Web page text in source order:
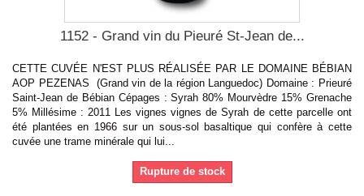
1152 - Grand vin du Pieuré St-Jean de...
CETTE CUVÉE N'EST PLUS RÉALISÉE PAR LE DOMAINE BÉBIAN
AOP PEZENAS (Grand vin de la région Languedoc) Domaine : Prieuré
Saint-Jean de Bébian Cépages : Syrah 80% Mourvèdre 15% Grenache
5% Millésime : 2011 Les vignes vignes de Syrah de cette parcelle ont
été plantées en 1966 sur un sous-sol basaltique qui confère à cette
cuvée une trame minérale qui lui...
Rupture de stock